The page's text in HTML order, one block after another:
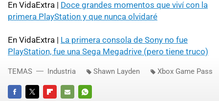
En VidaExtra | Doce grandes momentos que viví con la
primera PlayStation y que nunca olvidaré
En VidaExtra | La primera consola de Sony no fue
PlayStation, fue una Sega Megadrive (pero tiene truco)
TEMAS Industria Shawn Layden Xbox Game Pass